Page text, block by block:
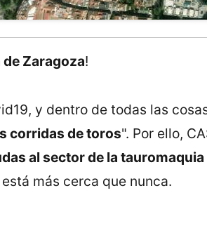
Zaragoza!
y dentro de todas las
corridas de toros". Por ello,
al sector de la tauromaquia
más cerca que nunca.